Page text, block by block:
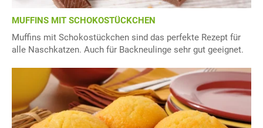
MUFFINS MIT SCHOKOSTÜCKCHEN
Muffins mit Schokostückchen sind das perfekte Rezept für
alle Naschkatzen. Auch für Backneulinge sehr gut geeignet.